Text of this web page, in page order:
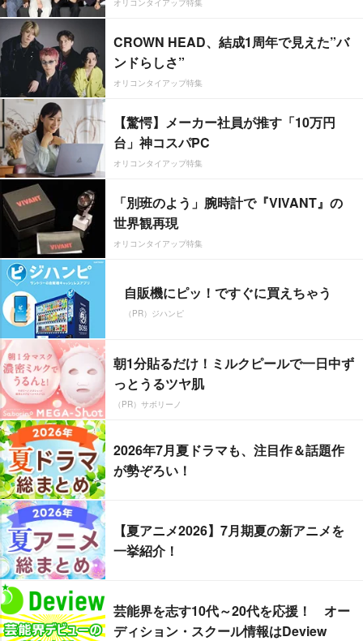
オリコンタイアップ特集
CROWN HEAD、結成1周年で見えた”バ
ンドらしさ”
オリコンタイアップ特集
【驚愕】メーカー社員が推す「10万円
台」神コスパPC
オリコンタイアップ特集
「別班のよう」腕時計で『VIVANT』の
世界観再現
オリコンタイアップ特集
自販機にピッ！ですぐに買えちゃう
（PR）ジハンピ
朝1分貼るだけ！ミルクピールで一日中ず
っとうるツヤ肌
（PR）サボリーノ
2026年7月夏ドラマも、注目作＆話題作
が勢ぞろい！
【夏アニメ2026】7月期夏の新アニメを
一挙紹介！
芸能界を志す10代～20代を応援！ オー
ディション・スクール情報はDeview